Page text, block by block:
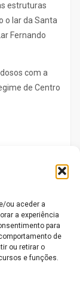
ou aceder a
a experiência
para
de
ou retirar o
e funções.
estruturas
o lar da Santa
Fernando
com a
de Centro